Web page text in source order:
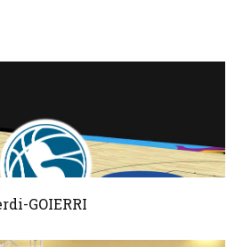
GOIERRI